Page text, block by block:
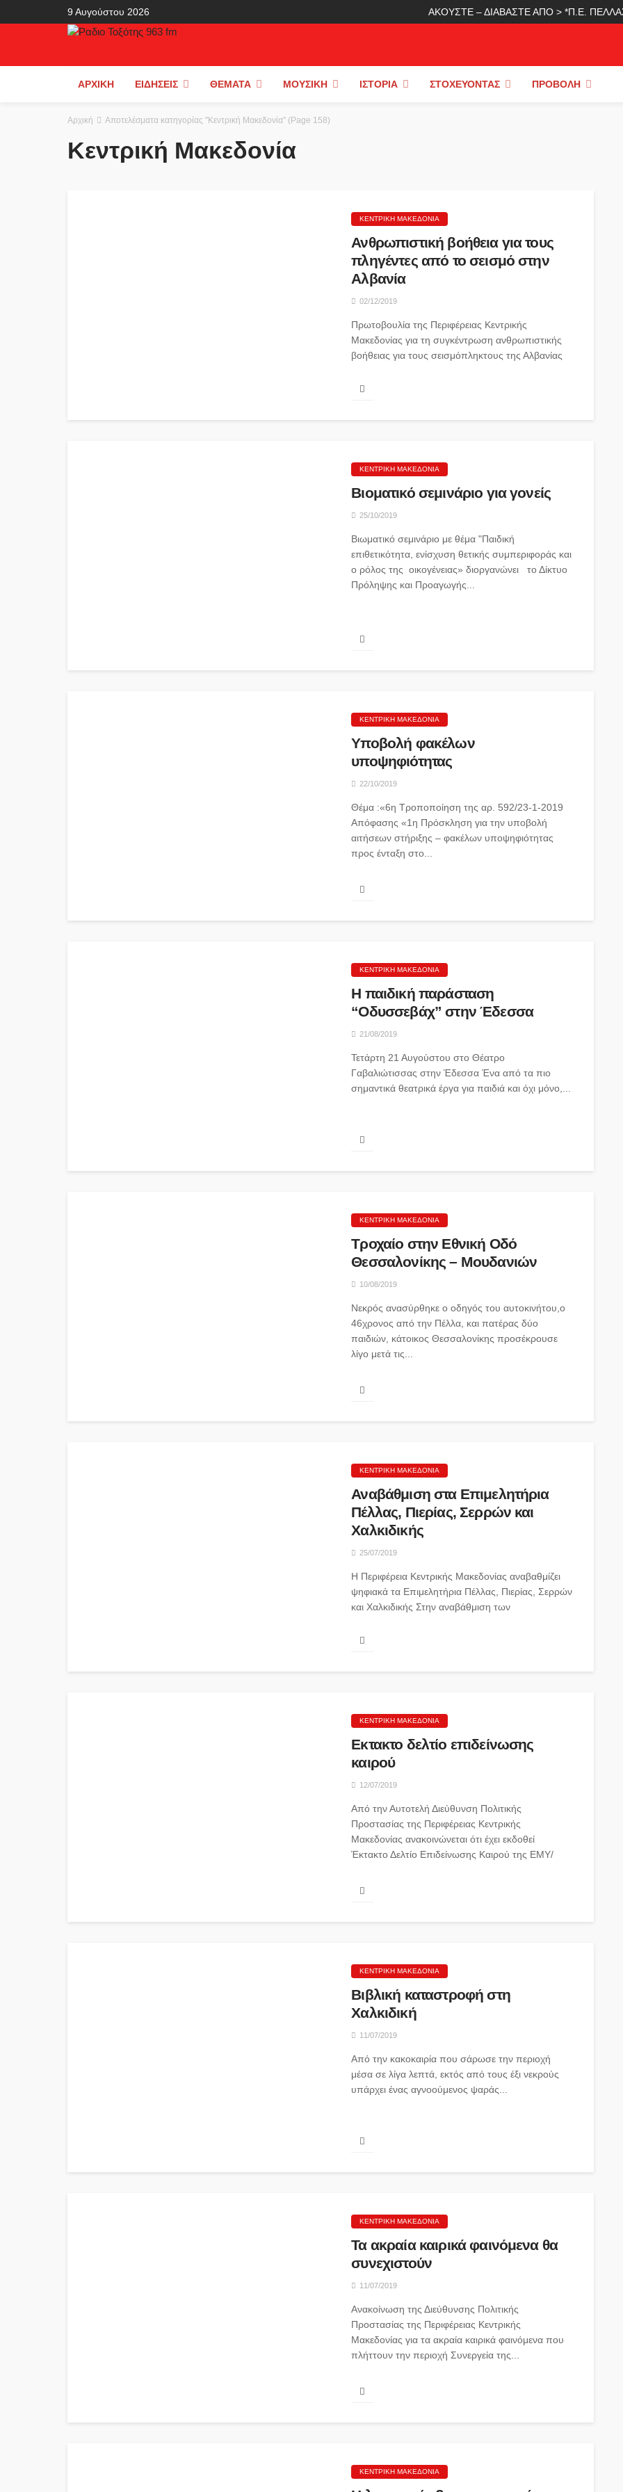
9 Αυγούστου 2026 ΑΚΟΥΣΤΕ – ΔΙΑΒΑΣΤΕ ΑΠΟ > *Π.Ε.
ΑΡΧΙΚΉ ΕΙΔΉΣΕΙΣ ΘΈΜΑΤΑ ΜΟΥΣΙΚΉ ΙΣΤΟΡΊΑ ΣΤΟΧΕΎΟΝΤΑΣ ΠΡΟΒΟΛΉ
Αρχική Αποτελέσματα κατηγορίας "Κεντρική Μακεδονία" (Page 158)
Κεντρική Μακεδονία
ΚΕΝΤΡΙΚΉ ΜΑΚΕΔΟΝΊΑ
Ανθρωπιστική βοήθεια για τους
πληγέντες από το σεισμό στην
Αλβανία
02/12/2019
Πρωτοβουλία της Περιφέρειας Κεντρικής
Μακεδονίας για τη συγκέντρωση ανθρωπιστικής
βοήθειας για τους σεισμόπληκτους της Αλβανίας
ανθρωπιστικής...
ΚΕΝΤΡΙΚΉ ΜΑΚΕΔΟΝΊΑ
Βιοματικό σεμινάριο για γονείς
25/10/2019
Βιωματικό σεμινάριο με θέμα "Παιδική
επιθετικότητα, ενίσχυση θετικής συμπεριφοράς και
ο ρόλος της οικογένειας» διοργανώνει το Δίκτυο
Πρόληψης και Προαγωγής...
ΚΕΝΤΡΙΚΉ ΜΑΚΕΔΟΝΊΑ
Υποβολή φακέλων
υποψηφιότητας
22/10/2019
Θέμα :«6η Τροποποίηση της αρ. 592/23-1-2019
Απόφασης «1η Πρόσκληση για την υποβολή
αιτήσεων στήριξης – φακέλων υποψηφιότητας
προς ένταξη στο...
ΚΕΝΤΡΙΚΉ ΜΑΚΕΔΟΝΊΑ
Η παιδική παράσταση
“Οδυσσεβάχ” στην Έδεσσα
21/08/2019
Τετάρτη 21 Αυγούστου στο Θέατρο
Γαβαλιώτισσας στην Έδεσσα Ένα από τα πιο
σημαντικά θεατρικά έργα για παιδιά και όχι μόνο,...
ΚΕΝΤΡΙΚΉ ΜΑΚΕΔΟΝΊΑ
Τροχαίο στην Εθνική Οδό
Θεσσαλονίκης – Μουδανιών
10/08/2019
Νεκρός ανασύρθηκε ο οδηγός του αυτοκινήτου,ο
46χρονος από την Πέλλα, και πατέρας δύο
παιδιών, κάτοικος Θεσσαλονίκης προσέκρουσε
λίγο μετά τις...
ΚΕΝΤΡΙΚΉ ΜΑΚΕΔΟΝΊΑ
Αναβάθμιση στα Επιμελητήρια
Πέλλας, Πιερίας, Σερρών και
Χαλκιδικής
25/07/2019
Η Περιφέρεια Κεντρικής Μακεδονίας αναβαθμίζει
ψηφιακά τα Επιμελητήρια Πέλλας, Πιερίας, Σερρών
και Χαλκιδικής Στην αναβάθμιση των
ΚΕΝΤΡΙΚΉ ΜΑΚΕΔΟΝΊΑ
Εκτακτο δελτίο επιδείνωσης
καιρού
12/07/2019
Από την Αυτοτελή Διεύθυνση Πολιτικής
Προστασίας της Περιφέρειας Κεντρικής
Μακεδονίας ανακοινώνεται ότι έχει εκδοθεί
Έκτακτο Δελτίο Επιδείνωσης Καιρού της ΕΜΥ/
ΚΕΝΤΡΙΚΉ ΜΑΚΕΔΟΝΊΑ
Βιβλική καταστροφή στη
Χαλκιδική
11/07/2019
Από την κακοκαιρία που σάρωσε την περιοχή
μέσα σε λίγα λεπτά, εκτός από τους έξι νεκρούς
υπάρχει ένας αγνοούμενος ψαράς...
ΚΕΝΤΡΙΚΉ ΜΑΚΕΔΟΝΊΑ
Τα ακραία καιρικά φαινόμενα θα
συνεχιστούν
11/07/2019
Ανακοίνωση της Διεύθυνσης Πολιτικής
Προστασίας της Περιφέρειας Κεντρικής
Μακεδονίας για τα ακραία καιρικά φαινόμενα που
πλήττουν την περιοχή Συνεργεία της...
ΚΕΝΤΡΙΚΉ ΜΑΚΕΔΟΝΊΑ